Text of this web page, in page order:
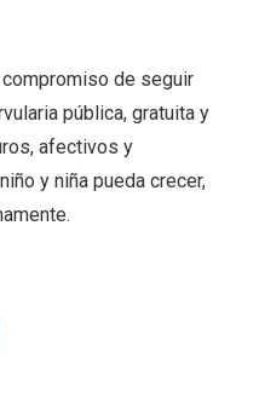
de seguir
pública, gratuita y
afectivos y
y niña pueda crecer,